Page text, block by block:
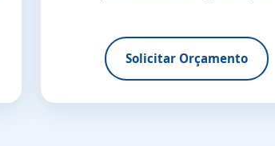
Solicitar Orçamento